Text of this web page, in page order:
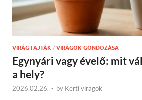
VIRÁG FAJTÁK / VIRÁGOK GONDOZÁSA
Egynyári vagy évelő: mit
a hely?
2026.02.26. - by Kerti virágok